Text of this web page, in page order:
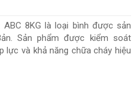
8KG là loại bình được sản
Sản phẩm được kiểm soát
lực và khả năng chữa cháy hiệu